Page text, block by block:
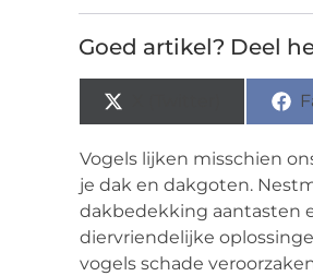
Goed artikel? Deel
Vogels lijken misschien
je dak en dakgoten.
dakbedekking aantasten
diervriendelijke
vogels schade